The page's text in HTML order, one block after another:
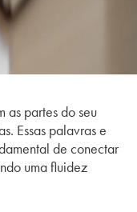
as partes do seu
Essas palavras e
de conectar
uma fluidez